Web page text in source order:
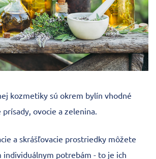
kozmetiky sú okrem bylín vhodné
ovocie a zelenina.
a skrášľovacie prostriedky môžete
individuálnym potrebám - to je ich